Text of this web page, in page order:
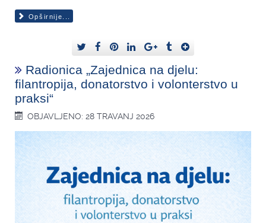
Opširnije...
Radionica „Zajednica na djelu:
filantropija, donatorstvo i volonterstvo u
praksi“
OBJAVLJENO: 28 TRAVANJ 2026